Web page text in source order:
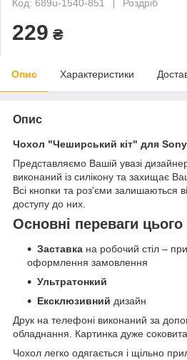
Код: 689u-1540-851
Роздріб
229 ₴
Опис Характеристики
Опис
Чохол "Чеширський кіт" для Sony
Представляємо Вашій увазі
виконаний із силікону та захищає
Всі кнопки та роз'єми залишаються
доступу до них.
Основні переваги
Заставка на робочий стіл –
оформлення замовлення
Ультратонкий
Ексклюзивний дизайн
Друк на телефоні виконаний за
обладнання. Картинка дуже соковита
Чохол легко одягається і щільно